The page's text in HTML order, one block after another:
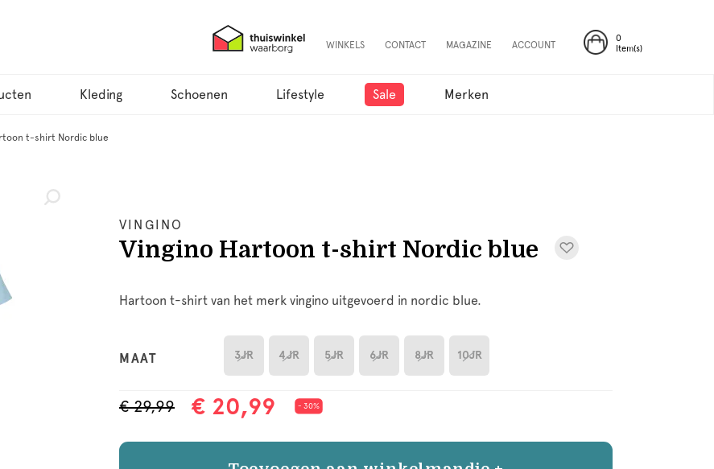
0
Item(s)
WINKELS CONTACT MAGAZINE ACCOUNT
Kleding Schoenen Lifestyle Sale Merken
t-shirt Nordic blue
VINGINO
Vingino Hartoon t-shirt Nordic blue
Hartoon t-shirt van het merk vingino uitgevoerd in nordic blue.
MAAT 3JR 4JR 5JR 6JR 8JR 10JR
€ 29,99 € 20,99 - 30%